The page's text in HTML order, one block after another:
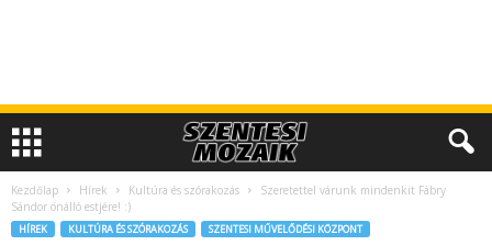
Kezdőlap Hírek Kultúra és szórakozás
Szeretettel várunk mindenkit Fábry
Sándor önálló estjére! :)
HÍREK KULTÚRA ÉS SZÓRAKOZÁS SZENTESI MŰVELŐDÉSI KÖZPONT